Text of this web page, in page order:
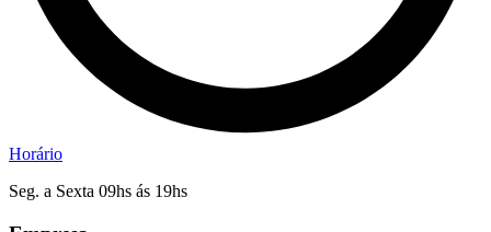
Horário
Seg. a Sexta 09hs ás 19hs